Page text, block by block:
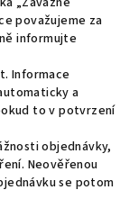
považujeme za
informujte
Informace
a
to v potvrzení
objednávky,
Neověřenou
se potom